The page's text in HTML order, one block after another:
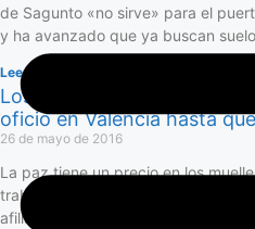
de Sagunto «no sirve» para el
y ha avanzado que ya buscan suelo
Leer más »
Los sindicatos de la estiba
oficio en Valencia hasta
26 de mayo de 2016
La paz tiene un precio en los
trabajadores de la estiba están
afiliados como paso previo a la del